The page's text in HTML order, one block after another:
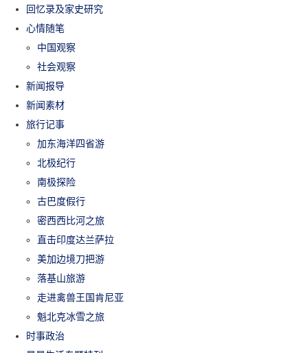
回忆录及家史研究
心情随笔
中国观察
社会观察
新闻报导
新闻素材
旅行记事
加东海洋四省游
北极纪行
南极探险
古巴度假行
密西西比河之旅
直击印度达兰萨拉
美加边境刀把游
落基山旅游
走进禽兽王国肯尼亚
魁北克冰雪之旅
时事政治